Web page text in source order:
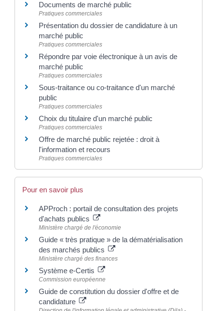
Documents de marché public
Pratiques commerciales
Présentation du dossier de candidature à un
marché public
Pratiques commerciales
Répondre par voie électronique à un avis de
marché public
Pratiques commerciales
Sous-traitance ou co-traitance d'un marché
public
Pratiques commerciales
Choix du titulaire d'un marché public
Pratiques commerciales
Offre de marché public rejetée : droit à
l'information et recours
Pratiques commerciales
Pour en savoir plus
APProch : portail de consultation des projets
d'achats publics
Ministère chargé de l'économie
Guide « très pratique » de la dématérialisation
des marchés publics
Ministère chargé des finances
Système e-Certis
Commission européenne
Guide de constitution du dossier d'offre et de
candidature